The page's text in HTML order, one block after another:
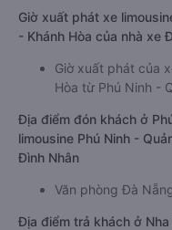
Giờ xuất phát xe
- Khánh Hòa của nhà xe
Giờ xuất phát của
Hòa từ Phú Ninh -
Địa điểm đón khách ở
limousine Phú Ninh -
Đình Nhân
Văn phòng Đà
Địa điểm trả khách ở